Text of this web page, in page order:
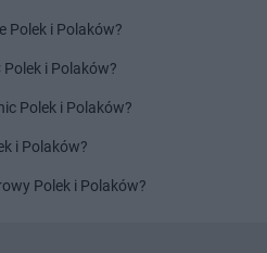
Polek i Polaków?
i Polaków?
Polek i Polaków?
i Polaków?
Polek i Polaków?